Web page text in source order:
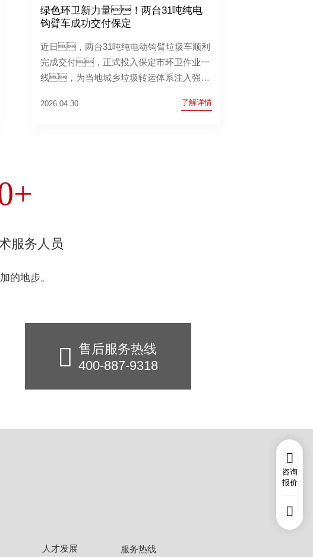
绿色环卫新力量！两台31吨纯电
钩臂车成功交付保定
近日，两台31吨纯电动钩臂垃圾车顺利
完成交付，正式投入保定市环卫作业一
线，为当地城乡垃圾转运体系注入强劲
化、重型化升级再迈关键一步。
2026.04.30 了解详情
服务人员
的地步。
售后服务热线
400-887-9318
人才发展 服务热线
咨询
报价